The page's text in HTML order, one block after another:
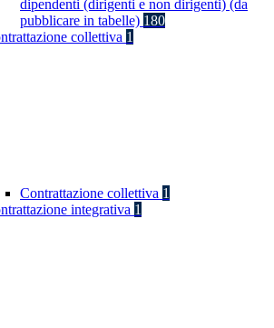
dipendenti (dirigenti e non dirigenti) (da
pubblicare in tabelle) 180
collettiva 1
Contrattazione collettiva 1
integrativa 1